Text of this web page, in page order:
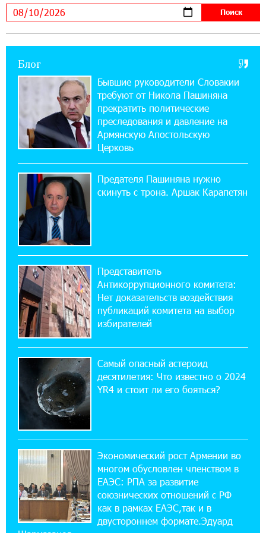
В мобильном приложении Юнибанка теперь
можно зарегистрироваться также с помощью
«Бесплатные бонусы в играх»: IDBank
предупреждает о кибератаках на школьников
11:21:15 31-07-2026
ЕАЭС со временем будет расширяться. Когда-
нибудь это поймёт и рядовой армянин, но
11:03:52 31-07-2026
Если Израиль использует тему Геноцида
армян против Эрдогана, то что для него
значит сам Геноцид?
17:16:14 30-07-2026
ВТБ (Армения): вклад «Стабильный» — до
10% годовых и оформление в мобильном
приложении
17:03:49 30-07-2026
Платформа Rate.Trading на Seaside Startup
14:44:13 29-07-2026
Состоялось открытие Khachaturian Rooftop
при поддержке IDBank
18:38:18 28-07-2026
Пашинян ты упустил свой шанс уйти
спокойно. Аршак Карапетян
12:04:53 28-07-2026
Обновленный Центр продаж и обслуживания
Блог
Бывшие руководители Словакии
требуют от Никола Пашиняна
прекратить политические
преследования и давление на
Армянскую Апостольскую
Церковь
Предателя Пашиняна нужно
скинуть с трона. Аршак Карапетян
Представитель
Антикоррупционного комитета:
Нет доказательств воздействия
публикаций комитета на выбор
избирателей
Самый опасный астероид
десятилетия: Что известно о 2024
YR4 и стоит ли его бояться?
Экономический рост Армении во
многом обусловлен членством в
ЕАЭС: РПА за развитие
союзнических отношений с РФ
как в рамках ЕАЭС,так и в
двустороннем формате.Эдуард